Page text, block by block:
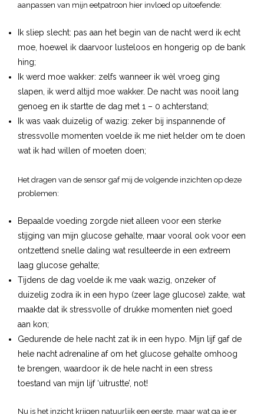
aanpassen van mijn eetpatroon hier invloed op uitoefende:
Ik sliep slecht: pas aan het begin van de nacht werd ik echt
moe, hoewel ik daarvoor lusteloos en hongerig op de bank
hing;
Ik werd moe wakker: zelfs wanneer ik wèl vroeg ging
slapen, ik werd altijd moe wakker. De nacht was nooit lang
genoeg en ik startte de dag met 1 – 0 achterstand;
Ik was vaak duizelig of wazig: zeker bij inspannende of
stressvolle momenten voelde ik me niet helder om te doen
wat ik had willen of moeten doen;
Het dragen van de sensor gaf mij de volgende inzichten op deze
problemen:
Bepaalde voeding zorgde niet alleen voor een sterke
stijging van mijn glucose gehalte, maar vooral ook voor een
ontzettend snelle daling wat resulteerde in een extreem
laag glucose gehalte;
Tijdens de dag voelde ik me vaak wazig, onzeker of
duizelig zodra ik in een hypo (zeer lage glucose) zakte, wat
maakte dat ik stressvolle of drukke momenten niet goed
aan kon;
Gedurende de hele nacht zat ik in een hypo. Mijn lijf gaf de
hele nacht adrenaline af om het glucose gehalte omhoog
te brengen, waardoor ik de hele nacht in een stress
toestand van mijn lijf ‘uitrustte’, not!
Nu is het inzicht krijgen natuurlijk een eerste, maar wat ga je er